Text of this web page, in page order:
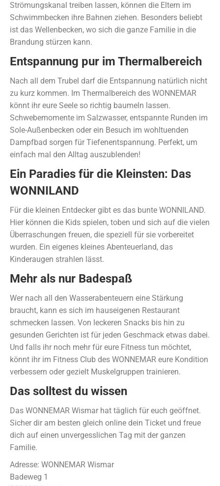
Strömungskanal treiben lassen, können die Eltern im
Schwimmbecken ihre Bahnen ziehen. Besonders beliebt
ist das Wellenbecken, wo sich die ganze Familie in die
Brandung stürzen kann.
Entspannung pur im Thermalbereich
Nach all dem Trubel darf die Entspannung natürlich nicht
zu kurz kommen. Im Thermalbereich des WONNEMAR
könnt ihr eure Seele so richtig baumeln lassen.
Schwebemomente im Salzwasser, entspannte Runden im
Sole-Außenbecken oder ein Besuch im wohltuenden
Dampfbad sorgen für Tiefenentspannung. Perfekt, um
einfach mal den Alltag auszublenden!
Ein Paradies für die Kleinsten: Das
WONNILAND
Für die kleinen Entdecker gibt es das bunte WONNILAND.
Hier können die Kids spielen, toben und sich auf die vielen
Überraschungen freuen, die speziell für sie vorbereitet
wurden. Ein eigenes kleines Abenteuerland, das
Kinderaugen strahlen lässt.
Mehr als nur Badespaß
Wer nach all den Wasserabenteuern eine Stärkung
braucht, kann es sich im hauseigenen Restaurant
schmecken lassen. Von leckeren Snacks bis hin zu
gesunden Gerichten ist für jeden Geschmack etwas dabei.
Und falls ihr noch mehr für eure Fitness tun möchtet,
könnt ihr im Fitness Club des WONNEMAR eure Kondition
verbessern oder gezielt Muskelgruppen trainieren.
Das solltest du wissen
Das WONNEMAR Wismar hat täglich für euch geöffnet.
Sicher dir am besten gleich online dein Ticket und freue
dich auf einen unvergesslichen Tag mit der ganzen
Familie.
Adresse: WONNEMAR Wismar
Badeweg 1